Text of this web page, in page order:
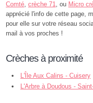
Comté, crèche 71, ou Micro
apprécié l'info de cette page,
pour elle sur votre réseau
mail à vos proches !
Crèches à proximité
L'Île Aux Calins - Cuisery
L'Arbre à Doudous -